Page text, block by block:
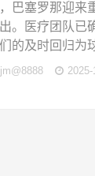
巴塞罗那迎来
。医疗团队已
的及时回归为
jm@8888